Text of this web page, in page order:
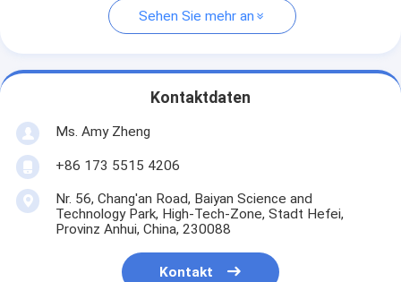
Sehen Sie mehr an
Kontaktdaten
Ms. Amy Zheng
+86 173 5515 4206
Nr. 56, Chang'an Road, Baiyan Science and
Technology Park, High-Tech-Zone, Stadt Hefei,
Provinz Anhui, China, 230088
Kontakt